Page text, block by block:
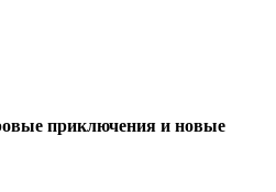
приключения и новые